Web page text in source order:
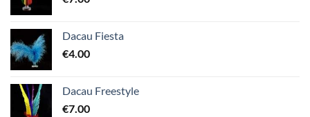
Dacau Fiesta
€4.00
Dacau Freestyle
€7.00